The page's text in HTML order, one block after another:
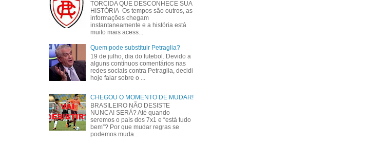
TORCIDA QUE DESCONHECE SUA
HISTÓRIA Os tempos são outros, as
informações chegam
instantaneamente e a história está
muito mais acess...
Quem pode substituir Petraglia?
19 de julho, dia do futebol. Devido a
alguns contínuos comentários nas
redes sociais contra Petraglia, decidi
hoje falar sobre o ...
CHEGOU O MOMENTO DE MUDAR!
BRASILEIRO NÃO DESISTE
NUNCA! SERÁ? Até quando
seremos o país dos 7x1 e “está tudo
bem”? Por que mudar regras se
podemos muda...